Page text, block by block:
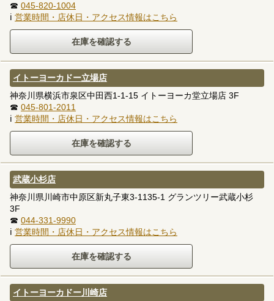
☎ 045-820-1004
ℹ 営業時間・店休日・アクセス情報はこちら
イトーヨーカドー立場店
神奈川県横浜市泉区中田西1-1-15 イトーヨーカ堂立場店 3F
☎ 045-801-2011
ℹ 営業時間・店休日・アクセス情報はこちら
武蔵小杉店
神奈川県川崎市中原区新丸子東3-1135-1 グランツリー武蔵小杉
3F
☎ 044-331-9990
ℹ 営業時間・店休日・アクセス情報はこちら
イトーヨーカドー川崎店